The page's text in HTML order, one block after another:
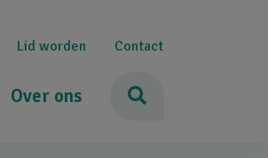
Over ons
Lid worden Contact